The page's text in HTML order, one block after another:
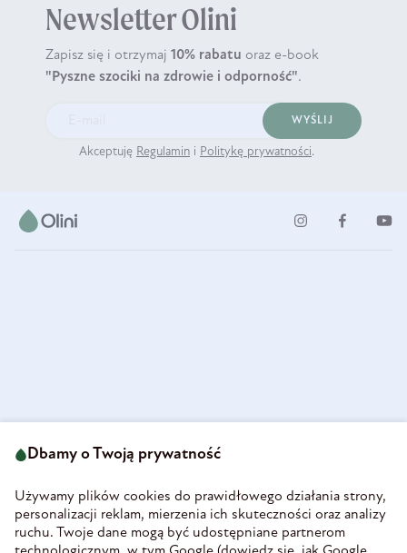
Newsletter Olini
Zapisz się i otrzymaj 10% rabatu oraz e-book
"Pyszne szociki na zdrowie i odporność".
WYŚLIJ
Akceptuję Regulamin i Politykę prywatności.
58-160 Świebodzice
REGON 890213034
INFORMACJE
Dbamy o Twoją prywatność
Używamy plików cookies do prawidłowego działania strony,
personalizacji reklam, mierzenia ich skuteczności oraz analizy
ruchu. Twoje dane mogą być udostępniane partnerom